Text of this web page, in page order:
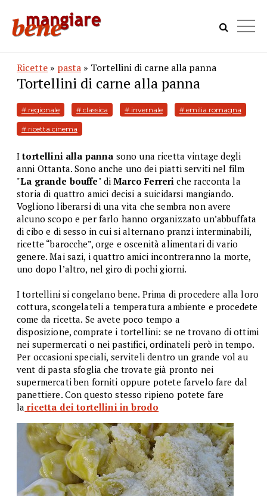
Ricette » pasta » Tortellini di carne alla panna
Tortellini di carne alla panna
# regionale # classica # invernale # emilia romagna
# ricetta cinema
Itortellini alla panna sono una ricetta vintage degli
anni Ottanta. Sono anche uno dei piatti serviti nel film
"La grande bouffe" diMarco Ferreriche racconta la
storia di quattro amici decisi a suicidarsi mangiando.
Vogliono liberarsi di una vita che sembra non avere
alcuno scopo e per farlo hanno organizzato un’abbuffata
di cibo e di sesso in cui si alternano pranzi interminabili,
ricette “barocche”, orge e oscenità alimentari di vario
genere. Mai sazi, i quattro amici incontreranno la morte,
uno dopo l’altro, nel giro di pochi giorni.
I tortellini si congelano bene. Prima di procedere alla loro
cottura, scongelateli a temperatura ambiente e procedete
come da ricetta. Se avete poco tempo a
disposizione, comprate i tortellini: se ne trovano di ottimi
nei supermercati o nei pastifici, ordinateli però in tempo.
Per occasioni speciali, serviteli dentro un grande vol au
vent di pasta sfoglia che trovate già pronto nei
supermercati ben forniti oppure potete farvelo fare dal
panettiere. Con questo stesso ripieno potete fare
la ricetta dei tortellini in brodo